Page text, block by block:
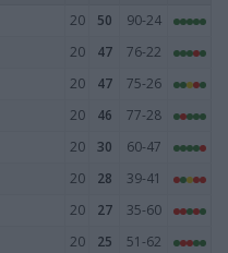
20 50
90-24
20 47
76-22
20 47
75-26
20 46
77-28
20 30
60-47
20 28
39-41
20 27
35-60
20 25
51-62